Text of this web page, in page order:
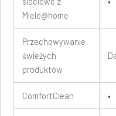
Miele@home
Przechowywanie
świeżych
produktów
ComfortClean •